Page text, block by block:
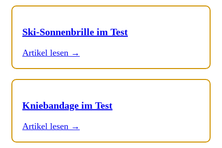
Ski-Sonnenbrille im Test
Artikel lesen →
Kniebandage im Test
Artikel lesen →